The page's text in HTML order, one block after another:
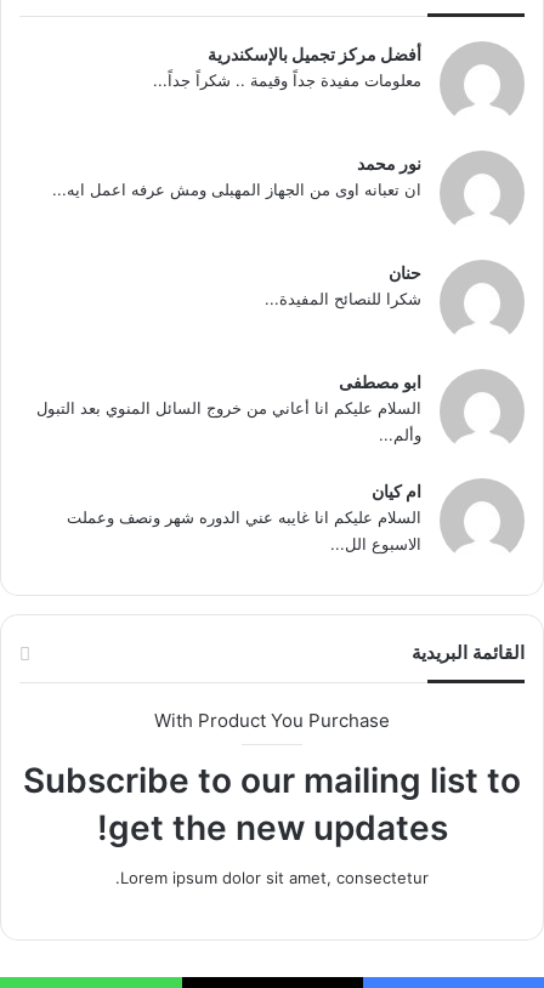
أفضل مركز تجميل بالإسكندرية
معلومات مفيدة جداً وقيمة .. شكراً جداً...
نور محمد
ان تعبانه اوى من الجهاز المهبلى ومش عرفه اعمل ايه...
حنان
شكرا للنصائح المفيدة...
ابو مصطفى
السلام عليكم انا أعاني من خروج السائل المنوي بعد التبول
وألم...
ام كيان
السلام عليكم انا غايبه عني الدوره شهر ونصف وعملت
الاسبوع الل...
القائمة البريدية
With Product You Purchase
Subscribe to our mailing list to
get the new updates!
Lorem ipsum dolor sit amet, consectetur.